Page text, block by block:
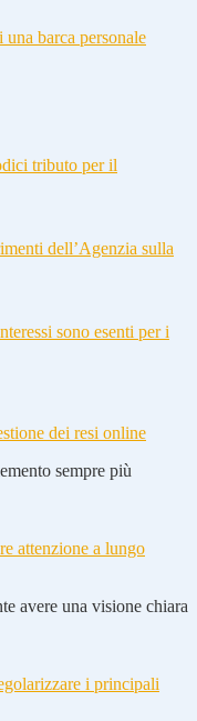
barca personale
tributo per il
dell’Agenzia sulla
sono esenti per i
dei resi online
sempre più
attenzione a lungo
avere una visione chiara
i principali